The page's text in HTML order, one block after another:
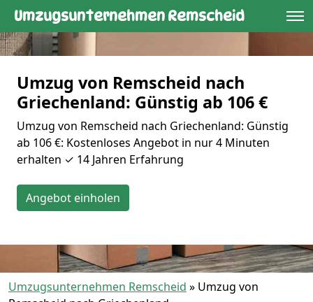
Umzugsunternehmen Remscheid
Umzug von Remscheid nach
Griechenland: Günstig ab 106 €
Umzug von Remscheid nach Griechenland: Günstig
ab 106 €: Kostenloses Angebot in nur 4 Minuten
erhalten ✓ 14 Jahren Erfahrung
Angebot einholen
Umzugsunternehmen Remscheid » Umzug von